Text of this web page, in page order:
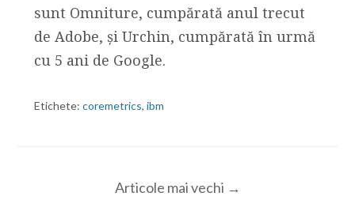
sunt Omniture, cumpărată anul trecut
de Adobe, și Urchin, cumpărată în urmă
cu 5 ani de Google.
Etichete: coremetrics, ibm
Articole mai vechi →